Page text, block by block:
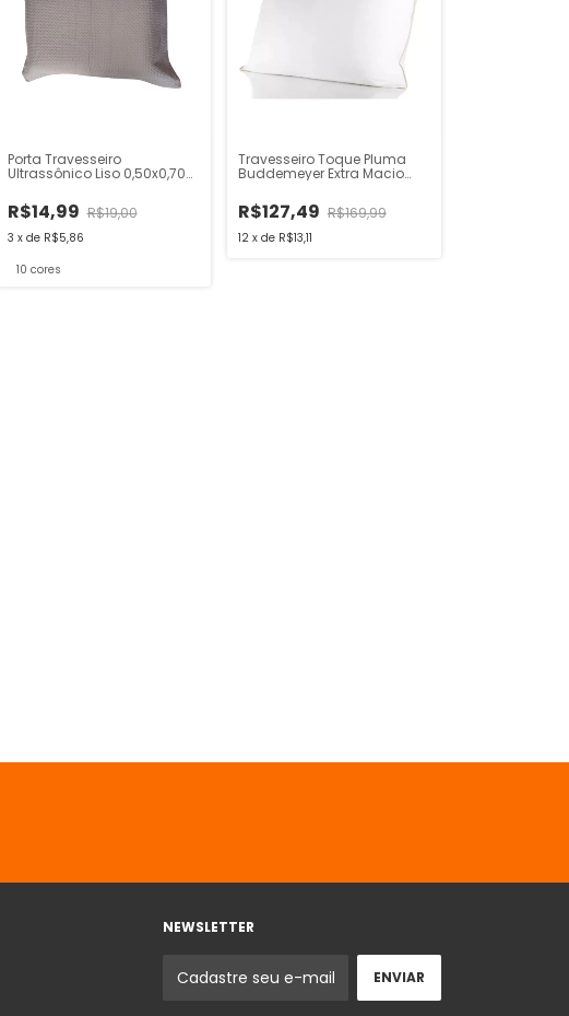
Porta Travesseiro
Ultrassônico Liso 0,50x0,70
R$14,99 R$19,00
3 x de R$5,86
10 cores
Travesseiro Toque Pluma
Buddemeyer Extra Macio
R$127,49 R$169,99
12 x de R$13,11
NEWSLETTER